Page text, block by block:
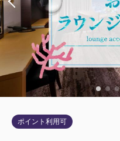
ポイント利用可